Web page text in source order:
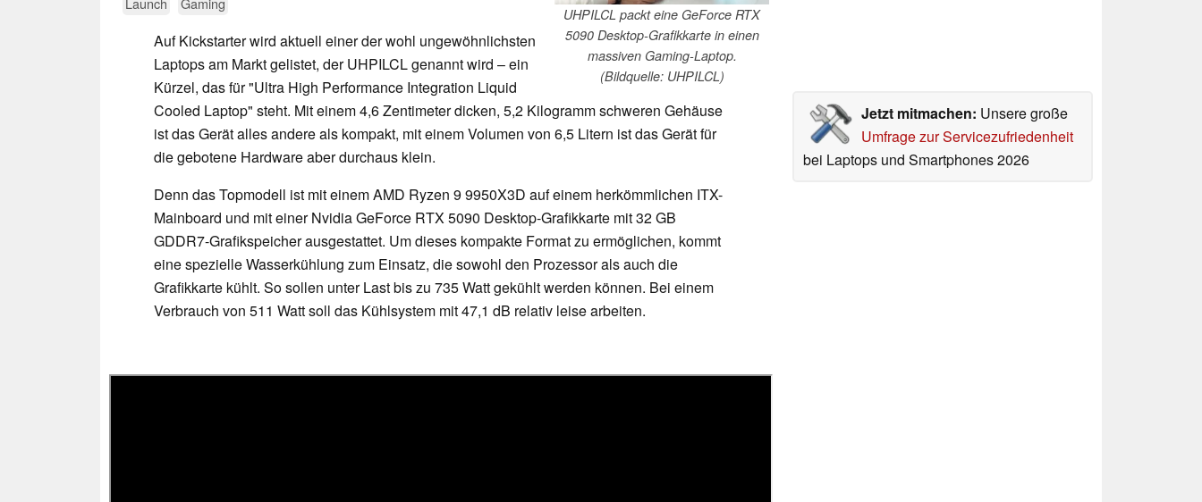
UHPILCL packt eine GeForce RTX
5090 Desktop-Grafikkarte in einen
massiven Gaming-Laptop.
(Bildquelle: UHPILCL)
Jetzt mitmachen: Unsere große
Umfrage zur Servicezufriedenheit
bei Laptops und Smartphones 2026
Auf Kickstarter wird aktuell einer der wohl ungewöhnlichsten
Laptops am Markt gelistet, der UHPILCL genannt wird – ein
Kürzel, das für "Ultra High Performance Integration Liquid
Cooled Laptop" steht. Mit einem 4,6 Zentimeter dicken, 5,2 Kilogramm schweren Gehäuse
ist das Gerät alles andere als kompakt, mit einem Volumen von 6,5 Litern ist das Gerät für
die gebotene Hardware aber durchaus klein.
Denn das Topmodell ist mit einem AMD Ryzen 9 9950X3D auf einem herkömmlichen ITX-
Mainboard und mit einer Nvidia GeForce RTX 5090 Desktop-Grafikkarte mit 32 GB
GDDR7-Grafikspeicher ausgestattet. Um dieses kompakte Format zu ermöglichen, kommt
eine spezielle Wasserkühlung zum Einsatz, die sowohl den Prozessor als auch die
Grafikkarte kühlt. So sollen unter Last bis zu 735 Watt gekühlt werden können. Bei einem
Verbrauch von 511 Watt soll das Kühlsystem mit 47,1 dB relativ leise arbeiten.